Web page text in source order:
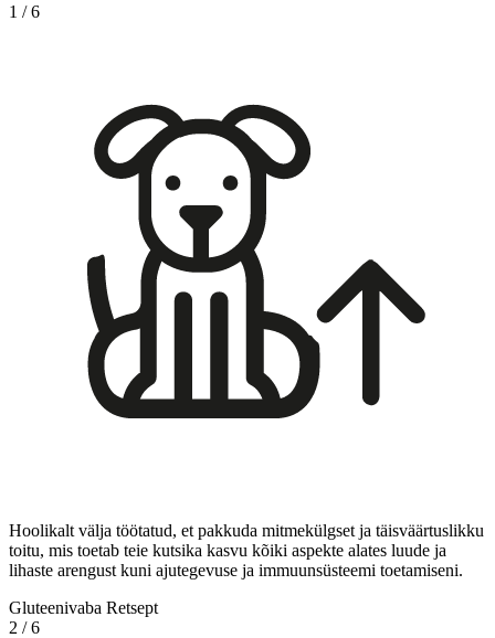
1 /6
Hoolikalt välja töötatud, et pakkuda mitmekülgset ja täisväärtuslikku
toitu, mis toetab teie kutsika kasvu kõiki aspekte alates luude ja
lihaste arengust kuni ajutegevuse ja immuunsüsteemi toetamiseni.
Gluteenivaba Retsept
2 /6